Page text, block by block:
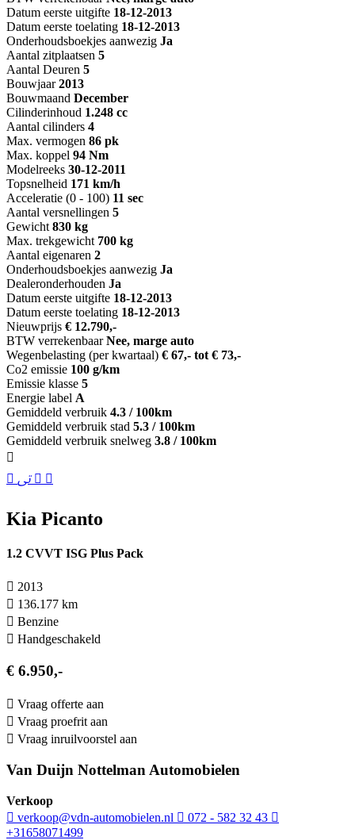
Datum eerste uitgifte 18-12-2013
Datum eerste toelating 18-12-2013
Onderhoudsboekjes aanwezig Ja
Aantal zitplaatsen 5
Aantal Deuren 5
Bouwjaar 2013
Bouwmaand December
Cilinderinhoud 1.248 cc
Aantal cilinders 4
Max. vermogen 86 pk
Max. koppel 94 Nm
Modelreeks 30-12-2011
Topsnelheid 171 km/h
Acceleratie (0 - 100) 11 sec
Aantal versnellingen 5
Gewicht 830 kg
Max. trekgewicht 700 kg
Aantal eigenaren 2
Onderhoudsboekjes aanwezig Ja
Dealeronderhouden Ja
Datum eerste uitgifte 18-12-2013
Datum eerste toelating 18-12-2013
Nieuwprijs € 12.790,-
BTW verrekenbaar Nee, marge auto
Wegenbelasting (per kwartaal) € 67,- tot € 73,-
Co2 emissie 100 g/km
Emissie klasse 5
Energie label A
Gemiddeld verbruik 4.3 / 100km
Gemiddeld verbruik stad 5.3 / 100km
Gemiddeld verbruik snelweg 3.8 / 100km
Kia Picanto
1.2 CVVT ISG Plus Pack
2013
136.177 km
Benzine
Hand­geschakeld
€ 6.950,-
Vraag offerte aan
Vraag proefrit aan
Vraag inruilvoorstel aan
Van Duijn Nottelman Automobielen
Verkoop
verkoop@vdn-automobielen.nl
072 - 582 32 43
+31658071499